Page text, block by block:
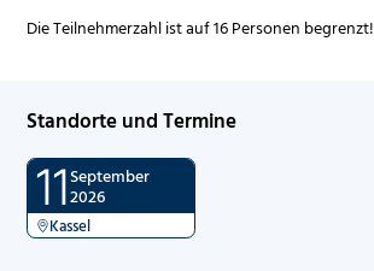
Die Teilnehmerzahl ist auf 16 Personen begrenzt!
Standorte und Termine
11September
2026
Kassel